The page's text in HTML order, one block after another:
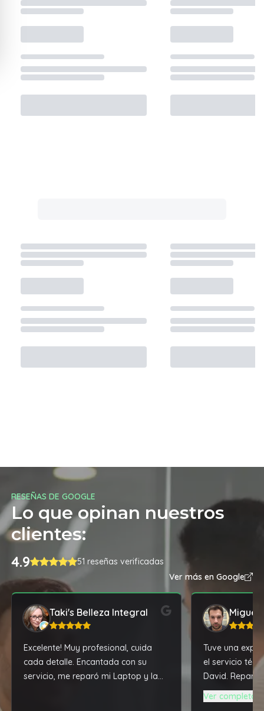
RESEÑAS DE GOOGLE
Lo que opinan nuestros
clientes:
4.9
51 reseñas verificadas
Ver más en Google
Taki's Belleza Integral
Excelente! Muy profesional, cuida
cada detalle. Encantada con su
servicio, me reparó mi Laptop y la
Miguel
Tuve una
el servicio
David. Reparó
notebook que
en desuso,
Ver completa